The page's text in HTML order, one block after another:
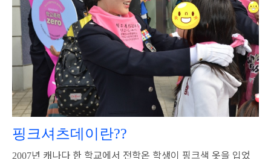
핑크셔츠데이란??
2007년 캐나다 한 학교에서 전학온 학생이 핑크색 옷을 입었